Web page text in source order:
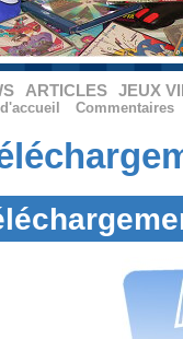
ARTICLES JEUX
Commentaires